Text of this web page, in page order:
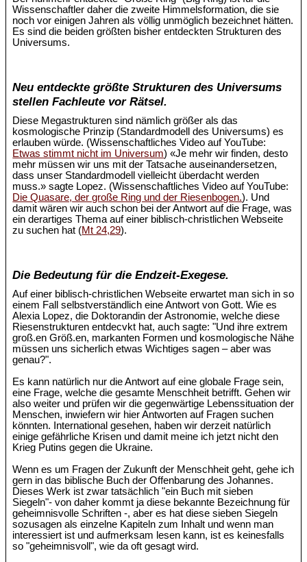
Wissenschaftler daher die zweite Himmelsformation, die sie
noch vor einigen Jahren als völlig unmöglich bezeichnet hätten.
Es sind die beiden größten bisher entdeckten Strukturen des
Universums.
Neu entdeckte größte Strukturen des Universums
stellen Fachleute vor Rätsel.
Diese Megastrukturen sind nämlich größer als das
kosmologische Prinzip (Standardmodell des Universums) es
erlauben würde. (Wissenschaftliches Video auf YouTube:
Etwas stimmt nicht im Universum) «Je mehr wir finden, desto
mehr müssen wir uns mit der Tatsache auseinandersetzen,
dass unser Standardmodell vielleicht überdacht werden
muss.» sagte Lopez. (Wissenschaftliches Video auf YouTube:
Die Quasare, der große Ring und der Riesenbogen.). Und
damit wären wir auch schon bei der Antwort auf die Frage, was
ein derartiges Thema auf einer biblisch-christlichen Webseite
zu suchen hat (Mt 24,29).
Die Bedeutung für die Endzeit-Exegese.
Auf einer biblisch-christlichen Webseite erwartet man sich in so
einem Fall selbstverständlich eine Antwort von Gott. Wie es
Alexia Lopez, die Doktorandin der Astronomie, welche diese
Riesenstrukturen entdecvkt hat, auch sagte: "Und ihre extrem
groß.en Größ.en, markanten Formen und kosmologische Nähe
müssen uns sicherlich etwas Wichtiges sagen – aber was
genau?".
Es kann natürlich nur die Antwort auf eine globale Frage sein,
eine Frage, welche die gesamte Menschheit betrifft. Gehen wir
also weiter und prüfen wir die gegenwärtige Lebenssituation der
Menschen, inwiefern wir hier Antworten auf Fragen suchen
könnten. International gesehen, haben wir derzeit natürlich
einige gefährliche Krisen und damit meine ich jetzt nicht den
Krieg Putins gegen die Ukraine.
Wenn es um Fragen der Zukunft der Menschheit geht, gehe ich
gern in das biblische Buch der Offenbarung des Johannes.
Dieses Werk ist zwar tatsächlich "ein Buch mit sieben
Siegeln"- von daher kommt ja diese bekannte Bezeichnung für
geheimnisvolle Schriften -, aber es hat diese sieben Siegeln
sozusagen als einzelne Kapiteln zum Inhalt und wenn man
interessiert ist und aufmerksam lesen kann, ist es keinesfalls
so "geheimnisvoll", wie da oft gesagt wird.